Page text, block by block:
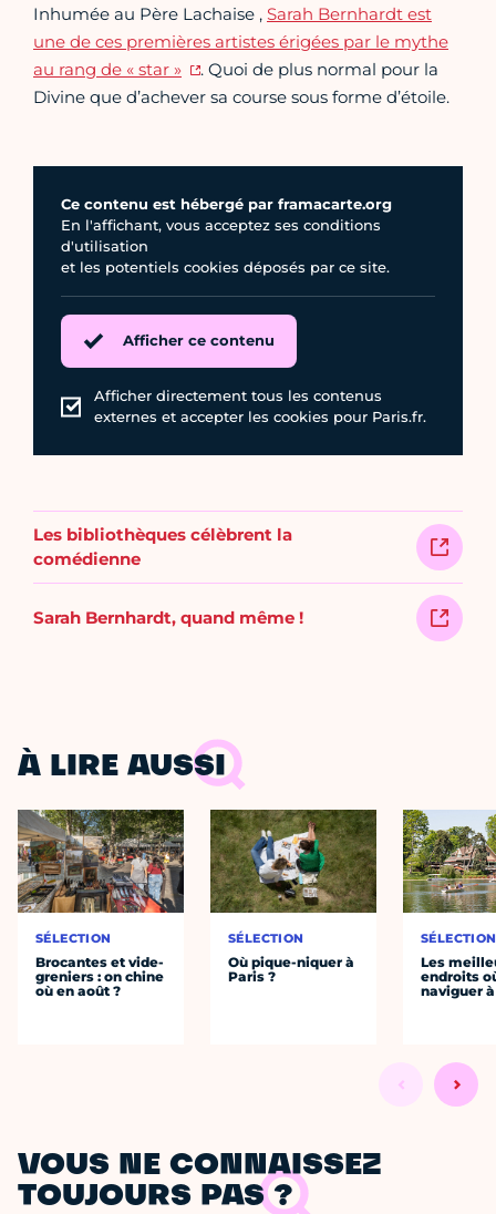
Inhumée au Père Lachaise , Sarah Bernhardt est
une de ces premières artistes érigées par le mythe
au rang de « star »
. Quoi de plus normal pour la
Divine que d’achever sa course sous forme d’étoile.
Ce contenu est hébergé par framacarte.org
En l'affichant, vous acceptez ses conditions
d'utilisation
et les potentiels cookies déposés par ce site.
Afficher ce contenu
Afficher directement tous les contenus
externes et accepter les cookies pour Paris.fr.
Les bibliothèques célèbrent la
comédienne
Sarah Bernhardt, quand même !
À LIRE AUSSI
SÉLECTION
Brocantes et vide-
greniers : on chine
où en août ?
SÉLECTION
Où pique-niquer à
Paris ?
SÉLECTION
Les
endroits
naviguer
VOUS NE CONNAISSEZ
TOUJOURS PAS ?